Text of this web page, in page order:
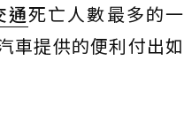
通死亡人數最多的一
車提供的便利付出如